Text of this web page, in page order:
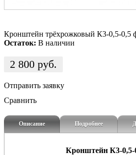
Кронштейн трёхрожковый К3-0,5-0,5
Остаток: В наличии
2 800 руб.
Отправить заявку
Сравнить
Описание Подробнее
Кронштейн К3-0,5-